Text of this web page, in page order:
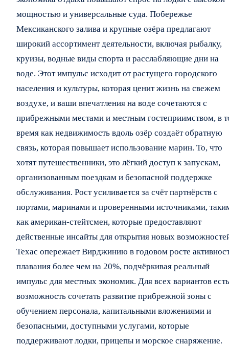
мощностью и универсальные суда. Побережье
Мексиканского залива и крупные озёра предлагают
широкий ассортимент деятельности, включая рыбалку,
круизы, водные виды спорта и расслабляющие дни на
воде. Этот импульс исходит от растущего городского
населения и культуры, которая ценит жизнь на свежем
воздухе, и ваши впечатления на воде сочетаются с
прибрежными местами и местным гостеприимством, в
время как недвижимость вдоль озёр создаёт обратную
связь, которая повышает использование марин. То, что
хотят путешественники, это лёгкий доступ к запускам,
организованным поездкам и безопасной поддержке
обслуживания. Рост усиливается за счёт партнёрств с
портами, маринами и проверенными источниками,
как американ-стейтсмен, которые предоставляют
действенные инсайты для открытия новых
Техас опережает Вирджинию в годовом росте
плавания более чем на 20%, подчёркивая реальный
импульс для местных экономик. Для всех вариантов есть
возможность сочетать развитие прибрежной зоны с
обучением персонала, капитальными вложениями и
безопасными, доступными услугами, которые
поддерживают лодки, прицепы и морское снаряжение.